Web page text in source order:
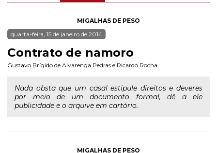
MIGALHAS DE PESO
quarta-feira, 15 de janeiro de 2014
Contrato de namoro
Gustavo Brígido de Alvarenga Pedras e Ricardo Rocha
Nada obsta que um casal estipule direitos e deveres
por meio de um documento formal, dê a ele
publicidade e o arquive em cartório.
MIGALHAS DE PESO